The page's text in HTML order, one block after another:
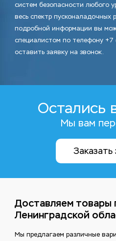
систем безопасности любого
весь спектр пусконаладочных
подробной информации вы
специалистом по телефону +7
оставить заявку на звонок.
Остались
Мы вам
Заказать
Доставляем товары
Ленинградской
Мы предлагаем различные